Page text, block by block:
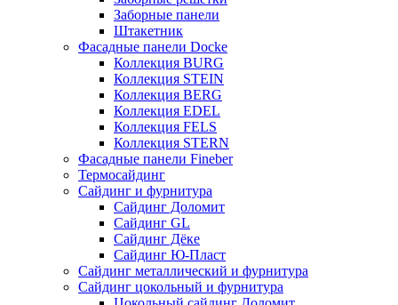
Заборные панели
Штакетник
Фасадные панели Docke
Коллекция BURG
Коллекция STEIN
Коллекция BERG
Коллекция EDEL
Коллекция FELS
Коллекция STERN
Фасадные панели Fineber
Термосайдинг
Сайдинг и фурнитура
Сайдинг Доломит
Сайдинг GL
Сайдинг Дёке
Сайдинг Ю-Пласт
Сайдинг металлический и фурнитура
Сайдинг цокольный и фурнитура